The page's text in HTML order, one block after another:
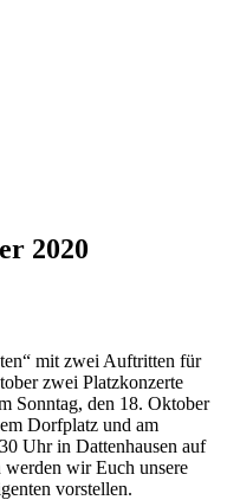
2020
mit zwei Auftritten für
zwei Platzkonzerte
Sonntag, den 18. Oktober
Dorfplatz und am
Uhr in Dattenhausen auf
wir Euch unsere
vorstellen.